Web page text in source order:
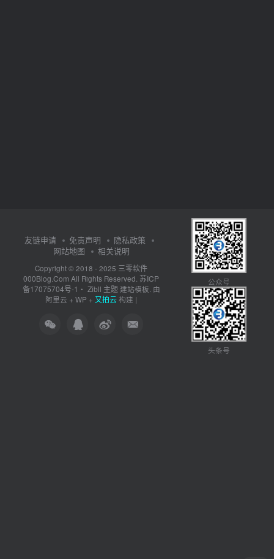
友链申请 免责声明
隐私政策
网站地图
相关说明
Copyright © 2018 - 2025 三零软件
000Blog.Com All Rights Reserved. 苏ICP
备17075704号-1 ・ Zibll 主题建站模板. 由
阿里云 + WP + 又拍云构建 |
公众号
头条号